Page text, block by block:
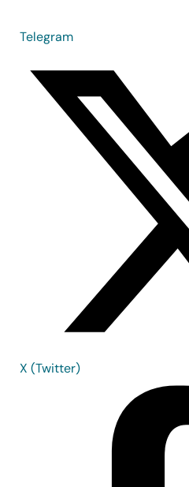
Telegram
X (Twitter)